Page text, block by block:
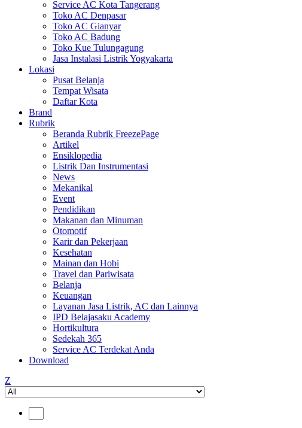
Service AC Kota Tangerang
Toko AC Denpasar
Toko AC Gianyar
Toko AC Badung
Toko Kue Tulungagung
Jasa Instalasi Listrik Yogyakarta
Lokasi
Pusat Belanja
Tempat Wisata
Daftar Kota
Brand
Rubrik
Beranda Rubrik FreezePage
Artikel
Ensiklopedia
Listrik Dan Instrumentasi
News
Mekanikal
Event
Pendidikan
Makanan dan Minuman
Otomotif
Karir dan Pekerjaan
Kesehatan
Mainan dan Hobi
Travel dan Pariwisata
Belanja
Keuangan
Layanan Jasa Listrik, AC dan Lainnya
IPD Belajasaku Academy
Hortikultura
Sedekah 365
Service AC Terdekat Anda
Download
Z